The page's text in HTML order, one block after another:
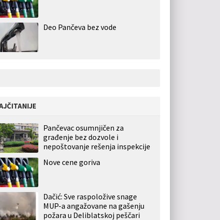
Deo Pančeva bez vode
Pančevac osumnjičen za
građenje bez dozvole i
nepoštovanje rešenja inspekcije
Nove cene goriva
Dačić: Sve raspoložive snage
MUP-a angažovane na gašenju
požara u Deliblatskoj peščari